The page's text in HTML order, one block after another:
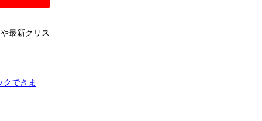
最新クリス
クできま